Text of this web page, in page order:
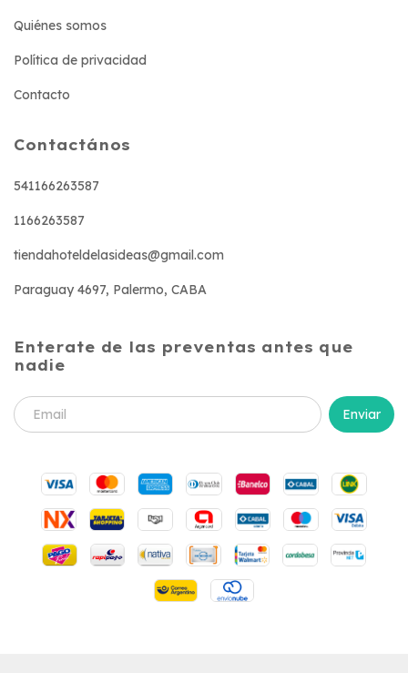
Quiénes somos
Política de privacidad
Contacto
Contactános
541166263587
1166263587
tiendahoteldelasideas@gmail.com
Paraguay 4697, Palermo, CABA
Enterate de las preventas antes que
nadie